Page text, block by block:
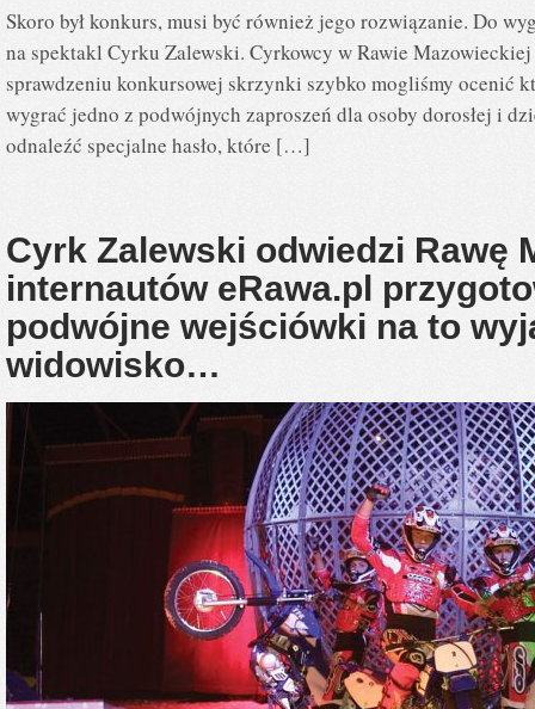
Skoro był konkurs, musi być również jego rozwiązanie. Do
na spektakl Cyrku Zalewski. Cyrkowcy w Rawie
sprawdzeniu konkursowej skrzynki szybko mogliśmy ocenić
wygrać jedno z podwójnych zaproszeń dla osoby dorosłej i
odnaleźć specjalne hasło, które […]
Cyrk Zalewski odwiedzi Rawę
internautów eRawa.pl
podwójne wejściówki na to
widowisko…